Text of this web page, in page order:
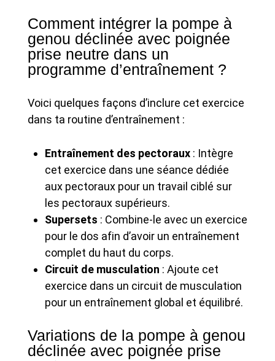
Comment intégrer la pompe à
genou déclinée avec poignée
prise neutre dans un
programme d’entraînement ?
Voici quelques façons d’inclure cet exercice
dans ta routine d’entraînement :
Entraînement des pectoraux : Intègre
cet exercice dans une séance dédiée
aux pectoraux pour un travail ciblé sur
les pectoraux supérieurs.
Supersets : Combine-le avec un exercice
pour le dos afin d’avoir un entraînement
complet du haut du corps.
Circuit de musculation : Ajoute cet
exercice dans un circuit de musculation
pour un entraînement global et équilibré.
Variations de la pompe à genou
déclinée avec poignée prise